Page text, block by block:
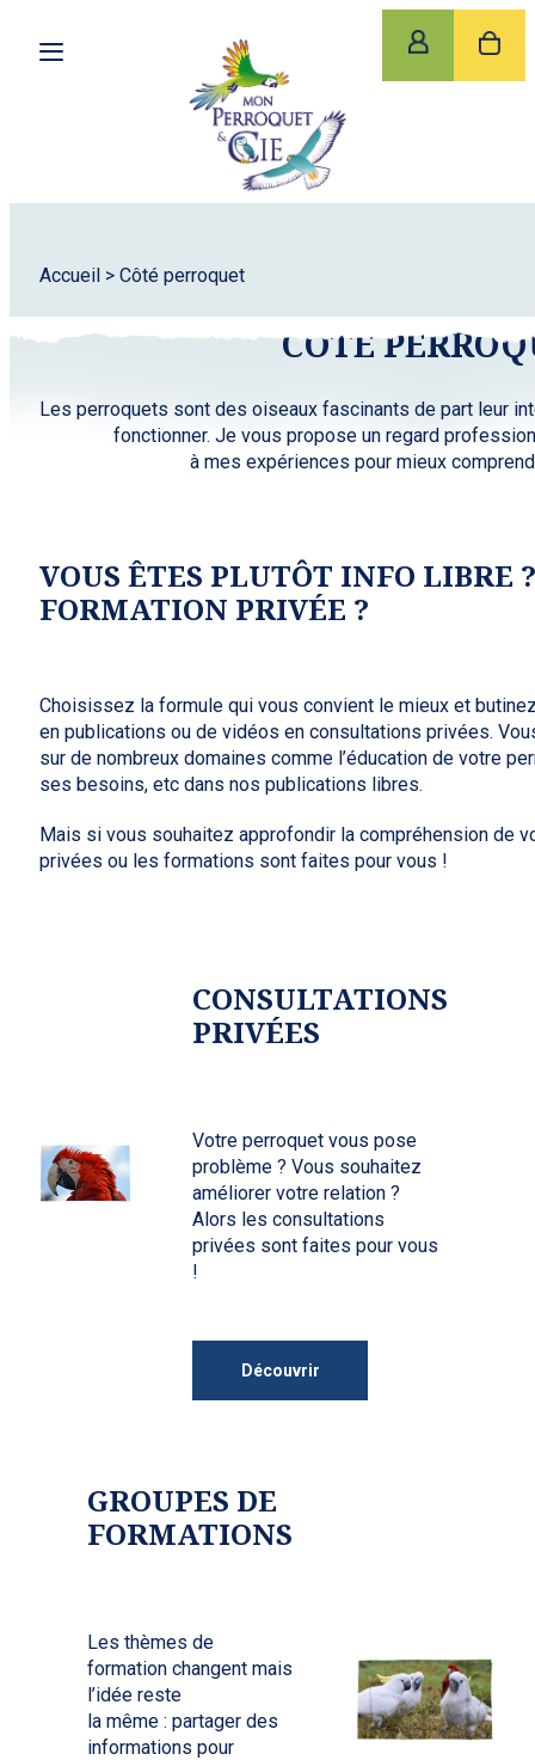
Accueil > Côté perroquet
CÔTÉ
Les perroquets sont des oiseaux fascinants de part leur
fonctionner. Je vous propose un regard
à mes expériences pour mieux
VOUS ÊTES PLUTÔT INFO LIBRE ?
FORMATION PRIVÉE ?
Choisissez la formule qui vous convient le mieux et
en publications ou de vidéos en consultations privées.
sur de nombreux domaines comme l’éducation de votre
ses besoins, etc dans nos publications libres.
Mais si vous souhaitez approfondir la compréhension de
privées ou les formations sont faites pour vous !
CONSULTATIONS
PRIVÉES
Votre perroquet vous pose
problème ? Vous souhaitez
améliorer votre relation ?
Alors les consultations
privées sont faites pour vous
!
Découvrir
GROUPES DE
FORMATIONS
Les thèmes de
formation changent mais
l’idée reste
la même : partager des
informations pour